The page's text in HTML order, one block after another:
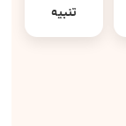
تنبیه